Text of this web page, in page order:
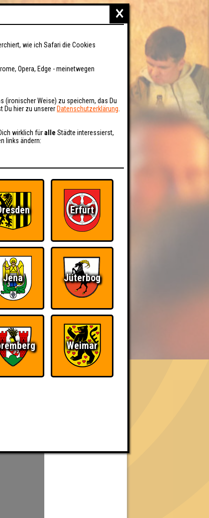
«
×
wie ich Safari die Cookies
Opera, Edge - meinetwegen
(ironischer Weise) zu speichern, das Du
Du hier zu unserer Datenschutzerklärung
wirklich füralle Städte interessierst,
links ändern:
Erfurt
Jena Jüterbog
Weimar